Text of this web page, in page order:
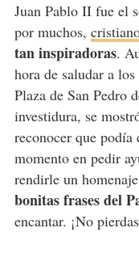
Juan Pablo II fue el
por muchos,
tan inspiradoras.
hora de saludar a
Plaza de San Pedro
investidura, se
reconocer que
momento en pedir
rendirle un
bonitas frases del
encantar. ¡No